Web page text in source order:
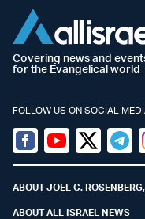
Covering news and
for the Evangelical world
FOLLOW US ON SOCIAL
Facebook
YoutubeTwitter (X)
ABOUT JOEL C.
ABOUT ALL ISRAEL NEWS